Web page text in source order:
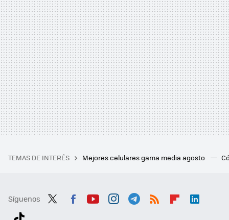
TEMAS DE INTERÉS Mejores celulares gama media agosto
Síguenos